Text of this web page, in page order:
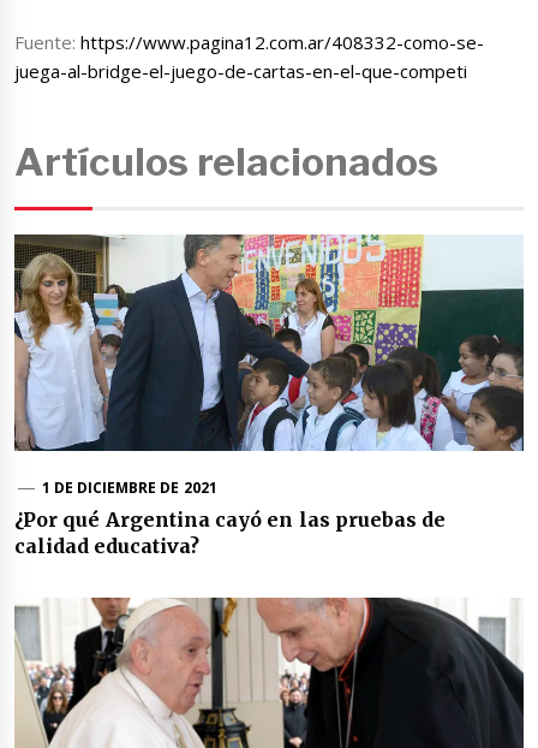
Fuente:https://www.pagina12.com.ar/408332-como-se-
juega-al-bridge-el-juego-de-cartas-en-el-que-competi
Artículos relacionados
1 DE DICIEMBRE DE 2021
¿Por qué Argentina cayó en las pruebas de
calidad educativa?